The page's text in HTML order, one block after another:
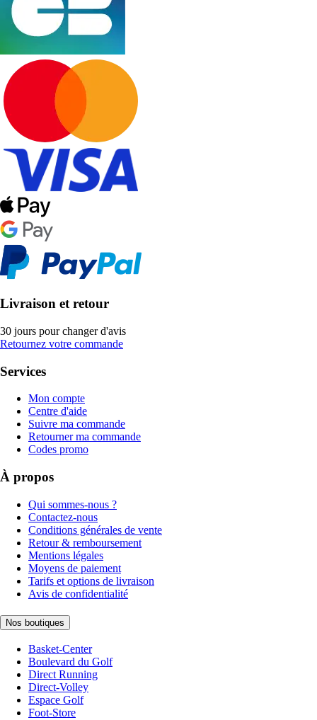
Livraison et retour
30 jours pour changer d'avis
Retournez votre commande
Services
Mon compte
Centre d'aide
Suivre ma commande
Retourner ma commande
Codes promo
À propos
Qui sommes-nous ?
Contactez-nous
Conditions générales de vente
Retour & remboursement
Mentions légales
Moyens de paiement
Tarifs et options de livraison
Avis de confidentialité
Nos boutiques
Basket-Center
Boulevard du Golf
Direct Running
Direct-Volley
Espace Golf
Foot-Store